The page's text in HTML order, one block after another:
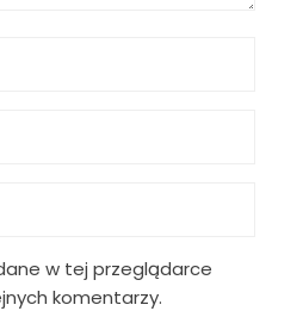
w tej przeglądarce
komentarzy.